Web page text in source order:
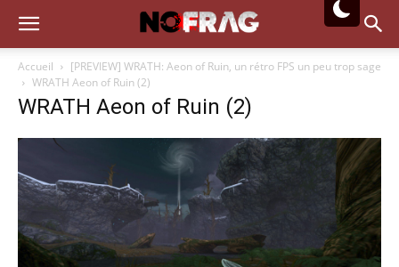
Accueil
[PREVIEW] WRATH: Aeon of Ruin, un rétro FPS un peu trop sage
WRATH Aeon of Ruin (2)
WRATH Aeon of Ruin (2)